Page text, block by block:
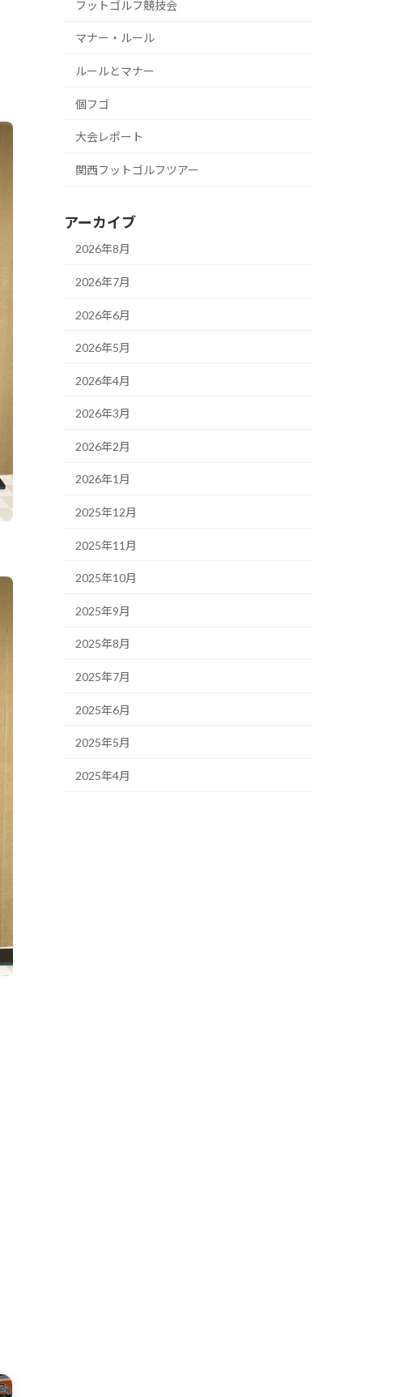
フットゴルフ競技会
マナー・ルール
ルールとマナー
個フゴ
大会レポート
関西フットゴルフツアー
アーカイブ
2026年8月
2026年7月
2026年6月
2026年5月
2026年4月
2026年3月
2026年2月
2026年1月
2025年12月
2025年11月
2025年10月
2025年9月
2025年8月
2025年7月
2025年6月
2025年5月
2025年4月